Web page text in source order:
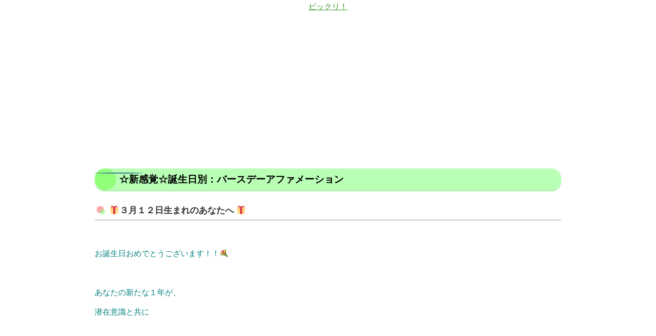
ビックリ！
☆新感覚☆誕生日別：バースデーアファメーション
３月１２日生まれのあなたへ
お誕生日おめでとうございます！！
あなたの新たな１年が、
潜在意識と共に